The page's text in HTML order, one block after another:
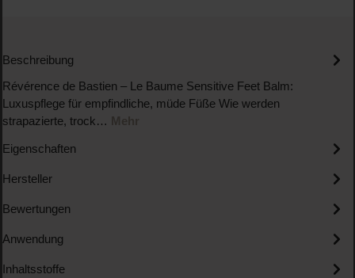
Beschreibung
Révérence de Bastien – Le Baume Sensitive Feet Balm:
Luxuspflege für empfindliche, müde Füße Wie werden
strapazierte, trock… Mehr
Eigenschaften
Hersteller
Bewertungen
Anwendung
Inhaltsstoffe